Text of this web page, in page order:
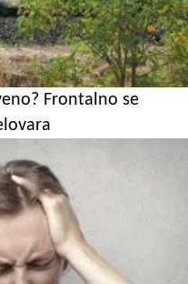
Frontalno se